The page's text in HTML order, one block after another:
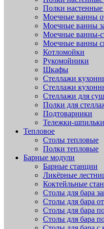
Полки
Моечные ванны
Моечные ванны
Моечные ванны-
Моечные ванны
Котломойки
Рукомойники
Шкафы
Стеллажи
Стеллажи
Стеллажи для
Полки для
Подтоварники
Тележки-шпильки
Тепловое
Столы тепловые
Полки тепловые
Барные модули
Барные станции
Ликёрные
Коктейльные
Столы для бара
Столы для бара
Столы для бара
Столы для бара